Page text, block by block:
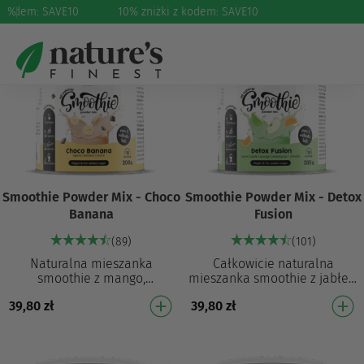
% SAVE10 10% zniżki z kodem: SAVE10
Smoothie Powder Mix - Choco
Banana
(89)
Naturalna mieszanka
smoothie z mango,
kurkumy Gotowa do
przygotowania mieszanka
39,80zł
Smoothie Powder Mix - Detox
Fusion
(101)
Całkowicie naturalna
mieszanka smoothie z jabłek,
pszenicznej i chlorelli
Gotowa do przygotowania
39,80zł